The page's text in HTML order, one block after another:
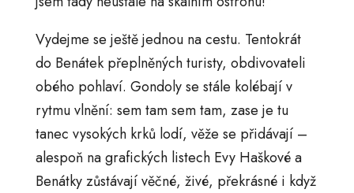
Vydejme se ještě jednou na cestu. Tentokrát
do Benátek přeplněných turisty, obdivovateli
obého pohlaví. Gondoly se stále kolébají v
rytmu vlnění: sem tam sem tam, zase je tu
tanec vysokých krků lodí, věže se přidávají –
alespoň na grafických listech Evy Haškové a
Benátky zůstávají věčné, živé, překrásné i když